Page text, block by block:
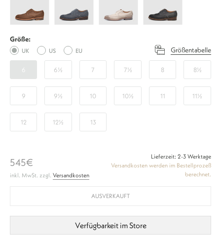
Brogue
-
Coffee
Brogue
Jeans
Brogue
Brogue
Schwarz
Größe:
UK US EU Größentabelle
6 6½ 7 7½ 8 8½
9 9½ 10 10½ 11 11½
12 12½ 13
AUSVERKAUFT
545€
inkl. MwSt. zzgl. Versandkosten
Lieferzeit: 2-3 Werktage
Versandkosten werden im Bestellprozeß
berechnet.
Verfügbarkeit im Store